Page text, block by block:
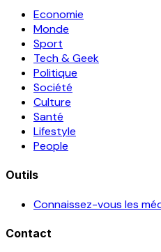
Economie
Monde
Sport
Tech & Geek
Politique
Société
Culture
Santé
Lifestyle
People
Outils
Connaissez-vous les
Contact